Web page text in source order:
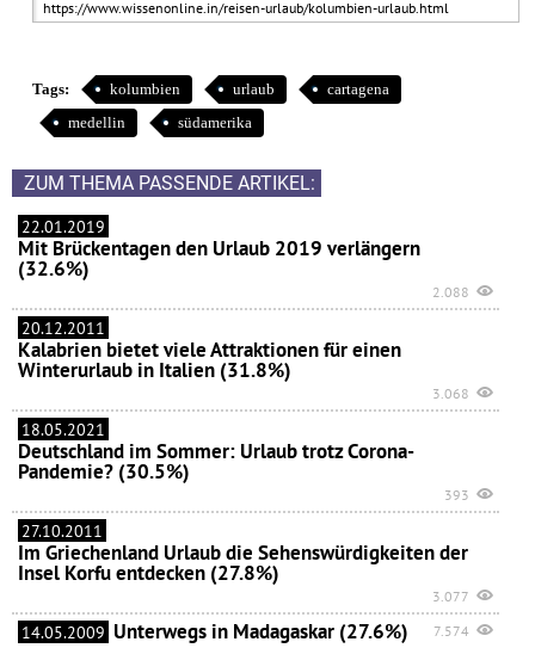
Tags: kolumbien urlaub
cartagena
medellin
südamerika
ZUM THEMA PASSENDE ARTIKEL:
22.01.2019
Mit Brückentagen den Urlaub 2019 verlängern
(32.6%)
2.088
20.12.2011
Kalabrien bietet viele Attraktionen für einen
Winterurlaub in Italien (31.8%)
3.068
18.05.2021
Deutschland im Sommer: Urlaub trotz Corona-
Pandemie? (30.5%)
393
27.10.2011
Im Griechenland Urlaub die Sehenswürdigkeiten der
Insel Korfu entdecken (27.8%)
3.077
14.05.2009 Unterwegs in Madagaskar (27.6%) 7.574